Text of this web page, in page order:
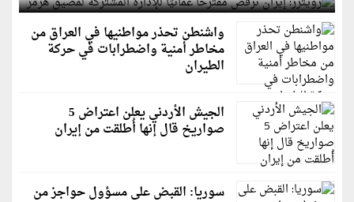
واشنطن تحذر مواطنيها في العراق من
مخاطر أمنية واضطرابات في حركة
الطيران
الجيش الأردني يعلن اعتراض 5
صواريخ قال إنها أُطلقت من إيران
سوريا: القبض على مسؤول حواجز من